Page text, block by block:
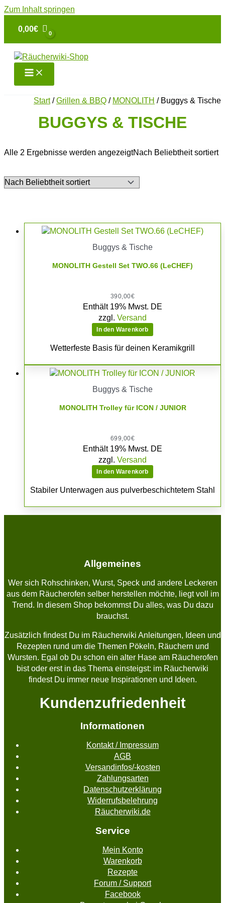
Zum Inhalt springen
0,00€
Start/Grillen & BBQ / MONOLITH / Buggys & Tische
BUGGYS & TISCHE
Alle 2 Ergebnisse werden angezeigtNach Beliebtheit sortiert
Buggys & Tische
MONOLITH Gestell Set TWO.66 (LeCHEF)
390,00€
Enthält 19% Mwst. DE
zzgl. Versand
In den Warenkorb
Wetterfeste Basis für deinen Keramikgrill
Buggys & Tische
MONOLITH Trolley für ICON / JUNIOR
699,00€
Enthält 19% Mwst. DE
zzgl. Versand
In den Warenkorb
Stabiler Unterwagen aus pulverbeschichtetem Stahl
Allgemeines
Wer sich Rohschinken, Wurst, Speck und andere Leckeren
aus dem Räucherofen selber herstellen möchte, liegt voll im
Trend. In diesem Shop bekommst Du alles, was Du dazu
brauchst.
Zusätzlich findest Du im Räucherwiki Anleitungen, Ideen und
Rezepten rund um die Themen Pökeln, Räuchern und
Wursten. Egal ob Du schon ein alter Hase am Räucherofen
bist oder erst in das Thema einsteigst: im Räucherwiki
findest Du immer neue Inspirationen und Ideen.
Kundenzufriedenheit
Informationen
Kontakt / Impressum
AGB
Versandinfos/-kosten
Zahlungsarten
Datenschutzerklärung
Widerrufsbelehrung
Räucherwiki.de
Service
Mein Konto
Warenkorb
Rezepte
Forum / Support
Facebook